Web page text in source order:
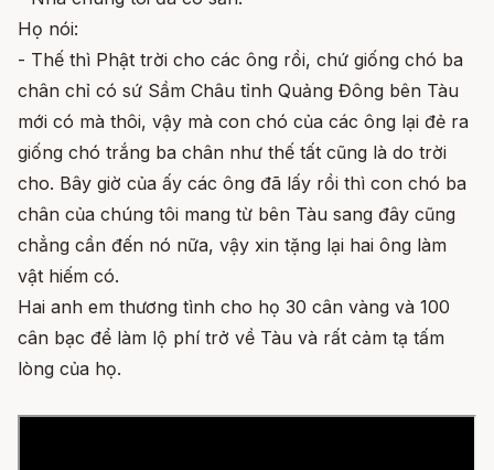
Họ nói:
- Thế thì Phật trời cho các ông rồi, chứ giống chó ba
chân chỉ có sứ Sầm Châu tỉnh Quảng Đông bên Tàu
mới có mà thôi, vậy mà con chó của các ông lại đẻ ra
giống chó trắng ba chân như thế tất cũng là do trời
cho. Bây giờ của ấy các ông đã lấy rồi thì con chó ba
chân của chúng tôi mang từ bên Tàu sang đây cũng
chẳng cần đến nó nữa, vậy xin tặng lại hai ông làm
vật hiếm có.
Hai anh em thương tình cho họ 30 cân vàng và 100
cân bạc để làm lộ phí trở về Tàu và rất cảm tạ tấm
lòng của họ.